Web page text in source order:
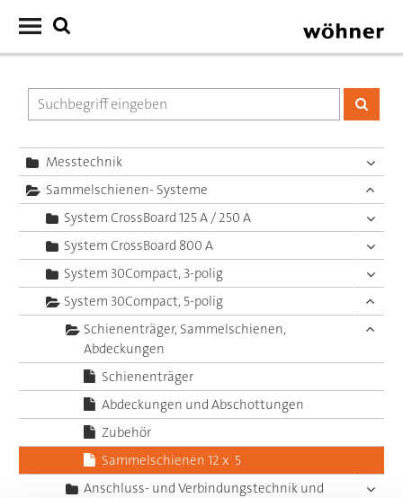
Messtechnik
Sammelschienen- Systeme
System CrossBoard 125 A / 250 A
System CrossBoard 800 A
System 30Compact, 3-polig
System 30Compact, 5-polig
Schienenträger, Sammelschienen,
Abdeckungen
Schienenträger
Abdeckungen und Abschottungen
Zubehör
Sammelschienen 12 x 5
Anschluss- und Verbindungstechnik und